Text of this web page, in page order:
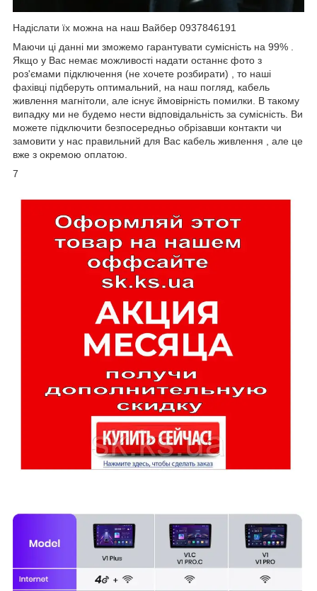
Надіслати їх можна на наш Вайбер 0937846191
Маючи ці данні ми зможемо гарантувати сумісність на 99% .
Якщо у Вас немає можливості надати останнє фото з
роз'ємами підключення (не хочете розбирати) , то наші
фахівці підберуть оптимальний, на наш погляд, кабель
живлення магнітоли, але існує ймовірність помилки. В такому
випадку ми не будемо нести відповідальність за сумісність. Ви
можете підключити безпосередньо обрізавши контакти чи
замовити у нас правильний для Вас кабель живлення , але це
вже з окремою оплатою.
7